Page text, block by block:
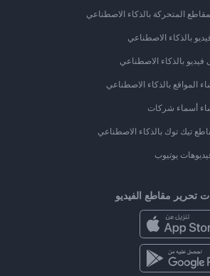
المتحركة بالذكاء الاصطناعي
بالذكاء الاصطناعي
بالذكاء الاصطناعي
المواقع بالذكاء الاصطناعي
أسماء شركات
تيك توك بالذكاء الاصطناعي
يوتيوب
تحرير مقاطع الفيديو